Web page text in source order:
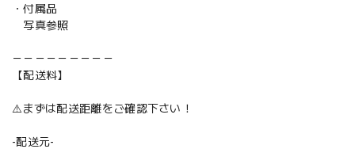
・付属品
写真参照
－－－－－－－－－
【配送料】
⚠️まずは配送距離をご確認下さい！
-配送元-